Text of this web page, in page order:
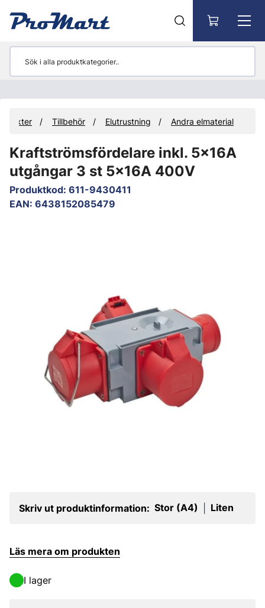
Tillbehör Elutrustning Andra elmaterial
Kraftströmsfördelare inkl. 5x16A
utgångar 3 st 5x16A 400V
Produktkod: 611-9430411
EAN: 6438152085479
Skriv ut produktinformation: Stor (A4) Liten
Läs mera om produkten
I lager